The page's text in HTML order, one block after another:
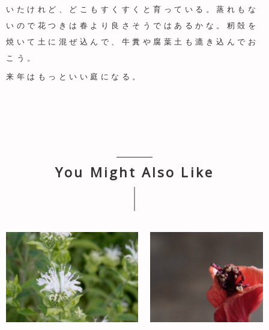
いたけれど、どこもすくすくと育っている。蒸れもな
いので花つきは春より良さそうではあるかな。籾殻を
焼いて土に混ぜ込んで、牛糞や腐葉土も漉き込んでお
こう。
来年はもっといい庭になる。
You Might Also Like